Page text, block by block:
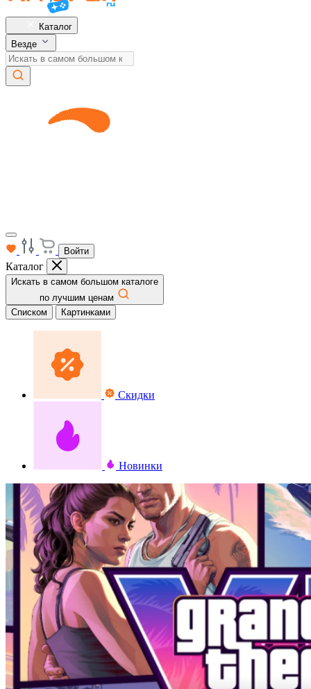
Каталог
Везде
Войти
Каталог
Искать в самом большом каталоге
по лучшим ценам
Списком
Картинками
Скидки
Новинки